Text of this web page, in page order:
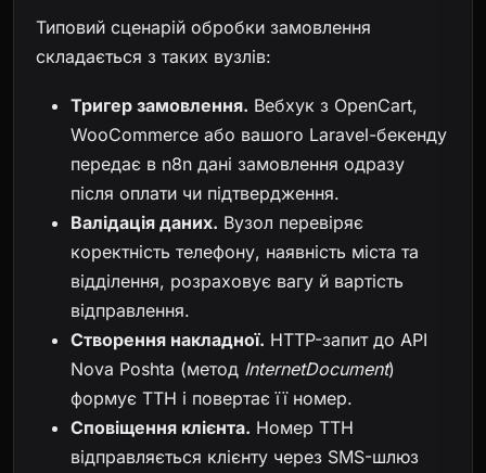
Типовий сценарій обробки замовлення
складається з таких вузлів:
Тригер замовлення. Вебхук з OpenCart,
WooCommerce або вашого Laravel-бекенду
передає в n8n дані замовлення одразу
після оплати чи підтвердження.
Валідація даних. Вузол перевіряє
коректність телефону, наявність міста та
відділення, розраховує вагу й вартість
відправлення.
Створення накладної. HTTP-запит до API
Nova Poshta (метод InternetDocument)
формує ТТН і повертає її номер.
Сповіщення клієнта. Номер ТТН
відправляється клієнту через SMS-шлюз